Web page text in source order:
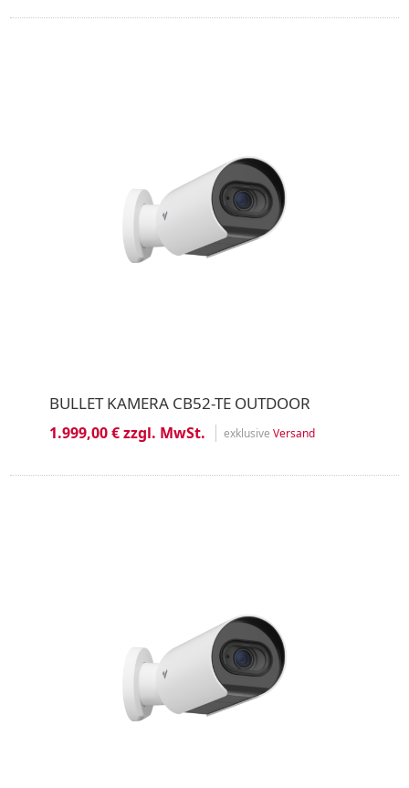
BULLET KAMERA CB52-TE OUTDOOR
1.999,00 € zzgl. MwSt. exklusive Versand